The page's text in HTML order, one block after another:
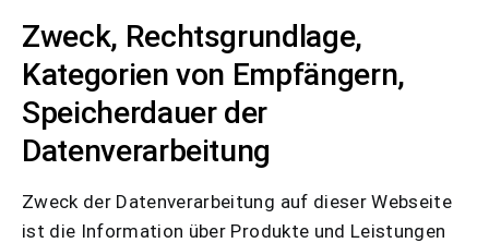
Zweck, Rechtsgrundlage,
Kategorien von Empfängern,
Speicherdauer der
Datenverarbeitung
Zweck der Datenverarbeitung auf dieser Webseite
ist die Information über Produkte und Leistungen